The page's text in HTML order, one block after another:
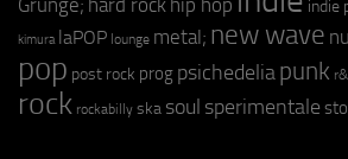
Grunge; hard rock indie
kimura laPOP lounge metal; new wave
pop post rock prog psichedeliapunk
rock rockabilly ska soul sperimentale